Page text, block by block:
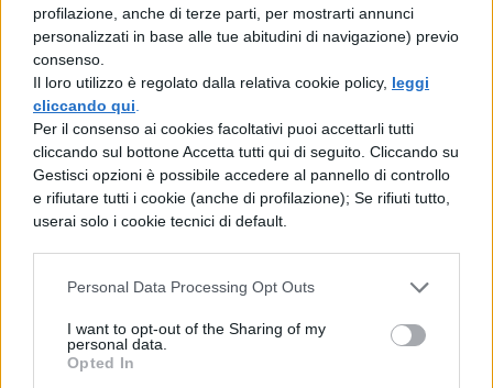
profilazione, anche di terze parti, per mostrarti annunci
personalizzati in base alle tue abitudini di navigazione) previo
consenso.
Il loro utilizzo è regolato dalla relativa cookie policy, leggi
cliccando qui
Per il consenso ai cookies facoltativi puoi accettarli tutti
cliccando sul bottone Accetta tutti qui di seguito. Cliccando su
Gestisci opzioni è possibile accedere al pannello di controllo
e rifiutare tutti i cookie (anche di profilazione); Se rifiuti tutto,
userai solo i cookie tecnici di default.
Personal Data Processing Opt Outs
I want to opt-out of the Sharing of my
personal data.
Opted In
necessariamente per paura, lo impediva sia
il disonore e la vergogna della cosa, il
monte Cevenna di fronte e la difficoltà delle
strade, sia soprattutto il fatto che,
separatosi Labieno e quelle legioni, che
aveva mandato insieme, temeva molto.
Così completate molte tappe di giorno e di
notte contro l’aspettativa di tutti giunse alla
Loira e trovato un guado per mezzo dei
cavalieri adatto per la necessità della